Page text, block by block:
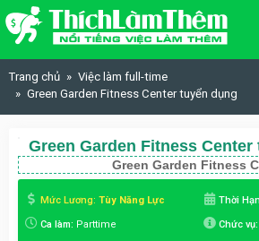
Skip to content
Trang chủ
Việc làm full-time
Green Garden Fitness Center tuyển dụng
Green Garden Fitness Center
Green Garden Fitness
Mức Lương: Tùy Năng Lực Thời
Ca làm: Parttime Chức vụ: